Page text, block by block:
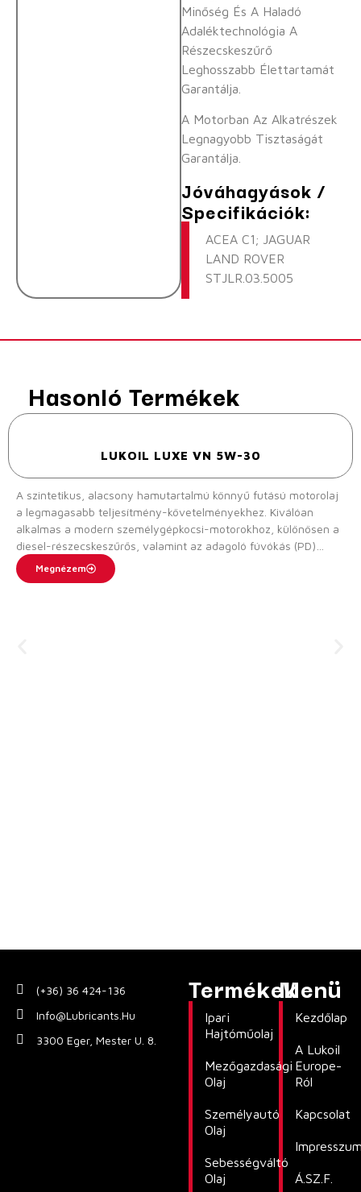
Minőség És A Haladó
Adaléktechnológia A
Részecskeszűrő
Leghosszabb Élettartamát
Garantálja.
A Motorban Az Alkatrészek
Legnagyobb Tisztaságát
Garantálja.
Jóváhagyások /
Specifikációk:
ACEA C1; JAGUAR
LAND ROVER
STJLR.03.5005
Hasonló Termékek
LUKOIL LUXE VN 5W-30
A szintetikus, alacsony hamutartalmú könnyű futású motorolaj
a legmagasabb teljesítmény-követelményekhez. Kiválóan
alkalmas a modern személygépkocsi-motorokhoz, különösen a
diesel-részecskeszűrős, valamint az adagoló fúvókás (PD)
befecskendezésű járművekhez. Támogatja a leghosszabb
olajcsere-intervallumokat, védi a motort. Különösen alkalmas a
Megnézem
(+36) 36 424-136
Info@lubricants.hu
3300 Eger, Mester U. 8.
Termékek
Ipari
Hajtóműolaj
Mezőgazdasági
Olaj
Személyautó
Olaj
Sebességváltó
Olaj
Menü
Kezdőlap
A Lukoil
Europe-
Ról
Kapcsolat
Á.SZ.F.